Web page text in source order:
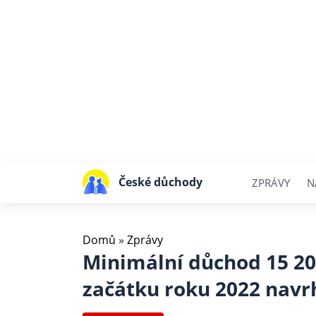
České důchody ZPRÁVY
Domů » Zprávy
Minimální důchod 15
začátku roku 2022